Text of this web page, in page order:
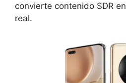
convierte contenido SDR
real.